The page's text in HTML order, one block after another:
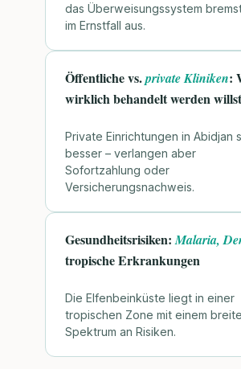
das Überweisungssystem
im Ernstfall aus.
Öffentliche vs.private Kliniken:
wirklich behandelt werden willst
Private Einrichtungen in Abidjan
besser – verlangen aber
Sofortzahlung oder
Versicherungsnachweis.
Gesundheitsrisiken:Malaria,
tropische Erkrankungen
Die Elfenbeinküste liegt in einer
tropischen Zone mit einem
Spektrum an Risiken.